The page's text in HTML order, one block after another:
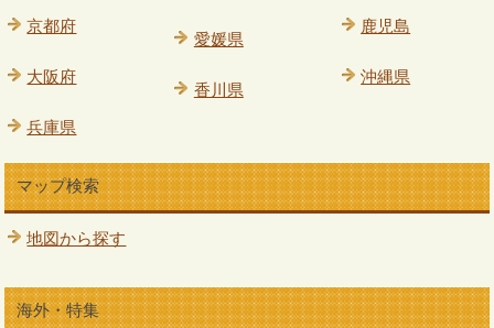
京都府
大阪府
兵庫県
愛媛県
香川県
鹿児島
沖縄県
マップ検索
地図から探す
海外・特集